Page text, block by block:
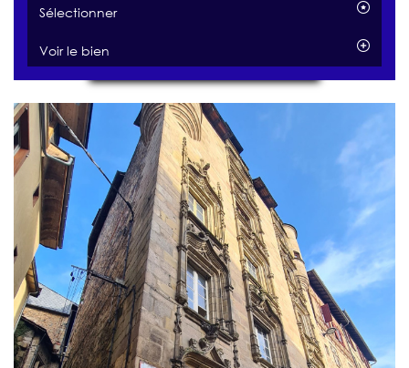
Sélectionner
Voir le bien